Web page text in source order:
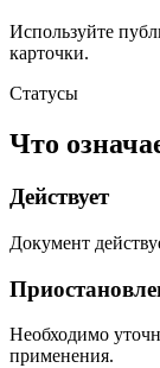
Используйте
карточки.
Статусы
Что
Действует
Документ
Необходимо
применения.